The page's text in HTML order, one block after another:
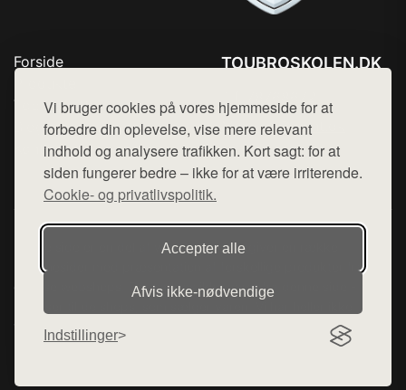
Vi bruger cookies på vores hjemmeside for at
forbedre din oplevelse, vise mere relevant
indhold og analysere trafikken. Kort sagt: for at
siden fungerer bedre – ikke for at være irriterende.
Cookie- og privatlivspolitik.
Accepter alle
Afvis ikke‑nødvendige
Indstillinger
Forside
Top Rabatter
Blog
Kontakt
TOUBROSKOLEN.DK
Mail: hej@want.dk
Cookie- og privatlivspolitik
Denne side er en del af want.dk, der udgiver en række
hjemmesider med præsentation af forskellige produkter fra
diverse webshops. Der sælges ikke varer fra denne side - vi
henviser til de shops, som sælger varen. Vi har heller ikke
varerne på lager.